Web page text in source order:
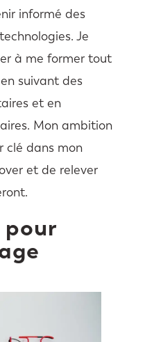
informé des
Je
à me former tout
suivant des
et en
Mon ambition
clé dans mon
et de relever